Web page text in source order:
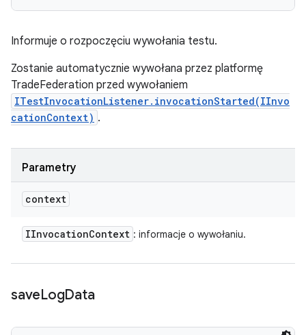
Informuje o rozpoczęciu wywołania testu.
Zostanie automatycznie wywołana przez platformę
TradeFederation przed wywołaniem
ITestInvocationListener.invocationStarted(IInvo
cationContext) .
Parametry
context
IInvocationContext : informacje o wywołaniu.
saveLogData